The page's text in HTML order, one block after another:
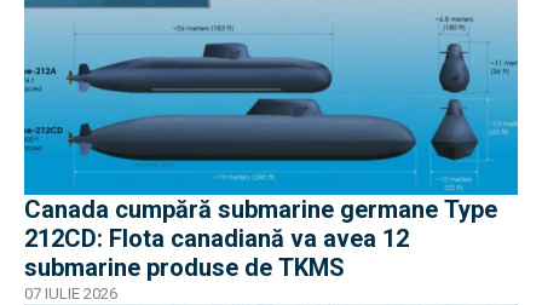
Canada cumpără submarine germane Type
212CD: Flota canadiană va avea 12
submarine produse de TKMS
07 IULIE 2026